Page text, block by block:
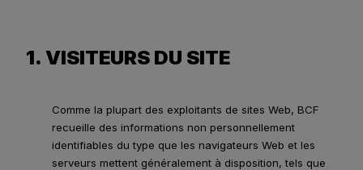
1. VISITEURS DU SITE
Comme la plupart des exploitants de sites Web, BCF
recueille des informations non personnellement
identifiables du type que les navigateurs Web et les
serveurs mettent généralement à disposition, tels que